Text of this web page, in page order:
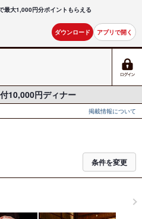
最大1,000円分ポイントもらえる
ダウンロード アプリで開く
10,000円ディナー
掲載情報について
条件を変更